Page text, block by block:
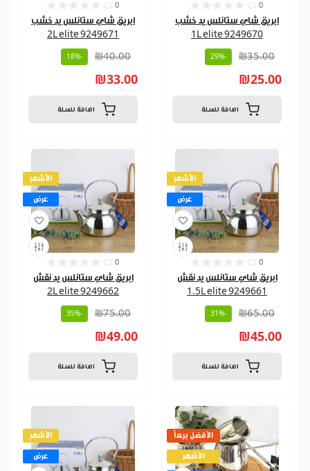
0
ابريق شاي ستانلس يد خشب
2L elite 9249671
₪40.00
-18%
₪33.00
اضافة للسلة
0
ابريق شاي ستانلس يد خشب
1L elite 9249670
₪35.00
-29%
₪25.00
اضافة للسلة
الأشهر
عرض
0
ابريق شاي ستانلس يد نقش
2L elite 9249662
₪75.00
-35%
₪49.00
اضافة للسلة
الأشهر
عرض
0
ابريق شاي ستانلس يد نقش
1.5L elite 9249661
₪65.00
-31%
₪45.00
اضافة للسلة
الأشهر
عرض
الأفضل بيعاً
الأشهر